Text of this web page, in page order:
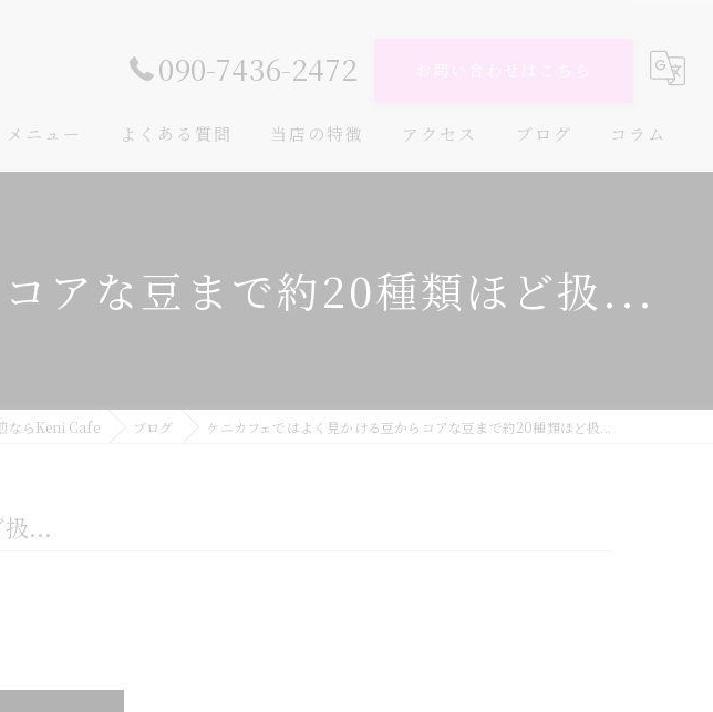
090-7436-2472
メニュー よくある質問 当店の特徴
コロンビア
カフェ
アクセス ブログ コラム
アな豆まで約20種類ほど扱...
ならKeni Cafe ブログ ケニカフェではよく見かける豆からコアな豆まで約20種類ほど扱...
扱...